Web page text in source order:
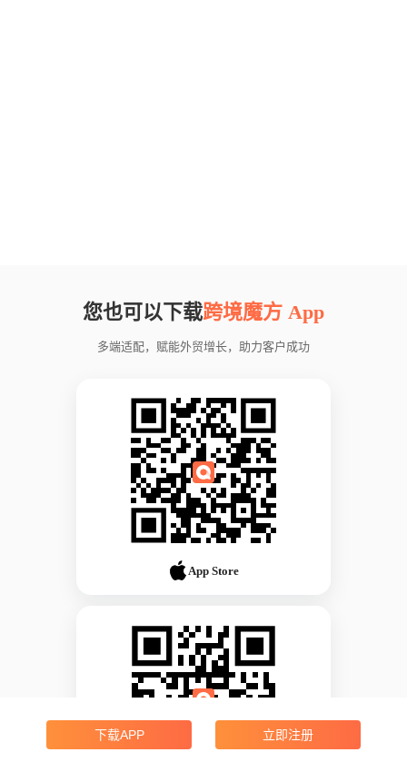
您也可以下载跨境魔方 App
多端适配，赋能外贸增长，助力客户成功
App Store
下载APP 立即注册